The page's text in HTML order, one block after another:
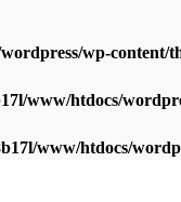
wp-content/
www/htdocs/
www/htdocs/